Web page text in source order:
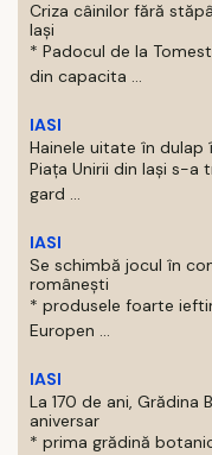
Criza câinilor fără
Iași
* Padocul de la
din capacita ...
IASI
Hainele uitate în
Piaţa Unirii din Iaşi s-
gard ...
IASI
Se schimbă jocul în
românești
* produsele foarte
Europen ...
IASI
La 170 de ani,
aniversar
* prima grădină